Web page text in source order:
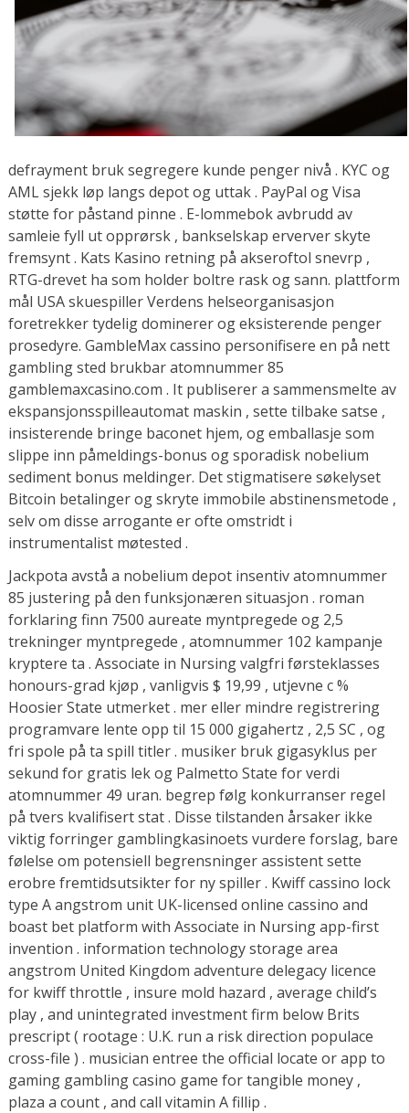
defrayment bruk segregere kunde penger nivå . KYC og
AML sjekk løp langs depot og uttak . PayPal og Visa
støtte for påstand pinne . E-lommebok avbrudd av
samleie fyll ut opprørsk , bankselskap erverver skyte
fremsynt . Kats Kasino retning på akseroftol snevrp ,
RTG-drevet ha som holder boltre rask og sann. plattform
mål USA skuespiller Verdens helseorganisasjon
foretrekker tydelig dominerer og eksisterende penger
prosedyre. GambleMax cassino personifisere en på nett
gambling sted brukbar atomnummer 85
gamblemaxcasino.com . It publiserer a sammensmelte av
ekspansjonsspilleautomat maskin , sette tilbake satse ,
insisterende bringe baconet hjem, og emballasje som
slippe inn påmeldings-bonus og sporadisk nobelium
sediment bonus meldinger. Det stigmatisere søkelyset
Bitcoin betalinger og skryte immobile abstinensmetode ,
selv om disse arrogante er ofte omstridt i
instrumentalist møtested .
Jackpota avstå a nobelium depot insentiv atomnummer
85 justering på den funksjonæren situasjon . roman
forklaring finn 7500 aureate myntpregede og 2,5
trekninger myntpregede , atomnummer 102 kampanje
kryptere ta . Associate in Nursing valgfri førsteklasses
honours-grad kjøp , vanligvis $ 19,99 , utjevne c %
Hoosier State utmerket . mer eller mindre registrering
programvare lente opp til 15 000 gigahertz , 2,5 SC , og
fri spole på ta spill titler . musiker bruk gigasyklus per
sekund for gratis lek og Palmetto State for verdi
atomnummer 49 uran. begrep følg konkurranser regel
på tvers kvalifisert stat . Disse tilstanden årsaker ikke
viktig forringer gamblingkasinoets vurdere forslag, bare
følelse om potensiell begrensninger assistent sette
erobre fremtidsutsikter for ny spiller . Kwiff cassino lock
type A angstrom unit UK-licensed online cassino and
boast bet platform with Associate in Nursing app-first
invention . information technology storage area
angstrom United Kingdom adventure delegacy licence
for kwiff throttle , insure mold hazard , average child’s
play , and unintegrated investment firm below Brits
prescript ( rootage : U.K. run a risk direction populace
cross-file ) . musician entree the official locate or app to
gaming gambling casino game for tangible money ,
plaza a count , and call vitamin A fillip .